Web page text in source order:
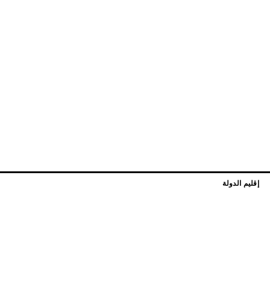
إقليم الدولة